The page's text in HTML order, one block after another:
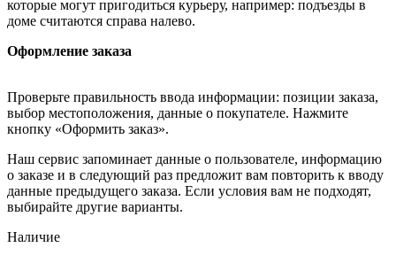
которые могут пригодиться курьеру, например: подъезды в
доме считаются справа налево.
Оформление заказа
Проверьте правильность ввода информации: позиции заказа,
выбор местоположения, данные о покупателе. Нажмите
кнопку «Оформить заказ».
Наш сервис запоминает данные о пользователе, информацию
о заказе и в следующий раз предложит вам повторить к вводу
данные предыдущего заказа. Если условия вам не подходят,
выбирайте другие варианты.
Наличие